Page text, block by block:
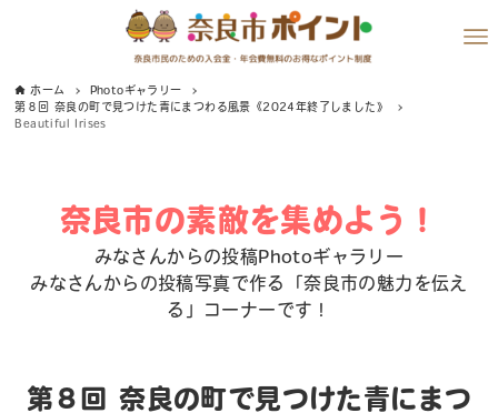
ホーム
Photoギャラリー
第８回 奈良の町で見つけた青にまつわる風景《2024年終了しました》
Beautiful Irises
奈良市の素敵を集めよう！
みなさんからの投稿Photoギャラリー
みなさんからの投稿写真で作る「奈良市の魅力を伝え
る」コーナーです！
第８回 奈良の町で見つけた青にまつ